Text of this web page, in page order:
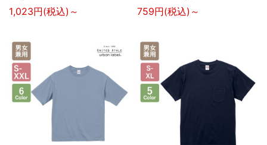
1,023円(税込)～
759円(税込)～